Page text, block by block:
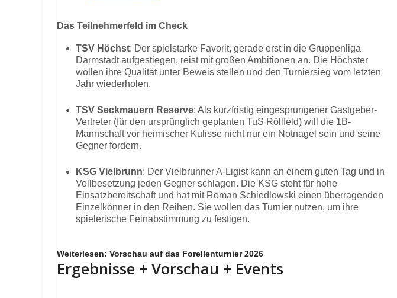
Das Teilnehmerfeld im Check
TSV Höchst: Der spielstarke Favorit, gerade erst in die Gruppenliga
Darmstadt aufgestiegen, reist mit großen Ambitionen an. Die Höchster
wollen ihre Qualität unter Beweis stellen und den Turniersieg vom letzten
Jahr wiederholen.
TSV Seckmauern Reserve: Als kurzfristig eingesprungener Gastgeber-
Vertreter (für den ursprünglich geplanten TuS Röllfeld) will die 1B-
Mannschaft vor heimischer Kulisse nicht nur ein Notnagel sein und seine
Gegner fordern.
KSG Vielbrunn: Der Vielbrunner A-Ligist kann an einem guten Tag und in
Vollbesetzung jeden Gegner schlagen. Die KSG steht für hohe
Einsatzbereitschaft und hat mit Roman Schiedlowski einen überragenden
Einzelkönner in den Reihen. Sie wollen das Turnier nutzen, um ihre
spielerische Feinabstimmung zu festigen.
Weiterlesen: Vorschau auf das Forellenturnier 2026
Ergebnisse + Vorschau + Events